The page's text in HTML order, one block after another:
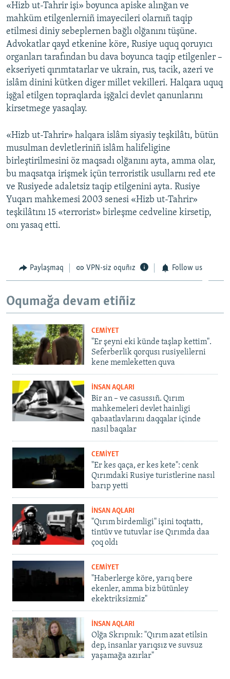
«Hizb ut-Tahrir işi» boyunca apiske alınğan ve
mahküm etilgenlerniñ imayecileri olarnıñ taqip
etilmesi diniy sebeplernen bağlı olğanını tüşüne.
Advokatlar qayd etkenine köre, Rusiye uquq qoruyıcı
organları tarafından bu dava boyunca taqip etilgenler –
ekseriyeti qırımtatarlar ve ukrain, rus, tacik, azeri ve
islâm dinini kütken diger millet vekilleri. Halqara uquq
işğal etilgen topraqlarda işğalci devlet qanunlarını
kirsetmege yasaqlay.
«Hizb ut-Tahrir» halqara islâm siyasiy teşkilâtı, bütün
musulman devletleriniñ islâm halifeligine
birleştirilmesini öz maqsadı olğanını ayta, amma olar,
bu maqsatqa irişmek içün terroristik usullarnı red ete
ve Rusiyede adaletsiz taqip etilgenini ayta. Rusiye
Yuqarı mahkemesi 2003 senesi «Hizb ut-Tahrir»
teşkilâtını 15 «terrorist» birleşme cedveline kirsetip,
onı yasaq etti.
Paylaşmaq VPN-siz oquñız Follow us
Oqumağa devam etiñiz
CEMİYET
"Er şeyni eki künde taşlap kettim".
Seferberlik qorqusı rusiyelilerni
kene memleketten quva
İNSAN AQLARI
Bir an – ve casussıñ. Qırım
mahkemeleri devlet hainligi
qabaatlavlarını daqqalar içinde
nasıl baqalar
CEMİYET
"Er kes qaça, er kes kete": cenk
Qırımdaki Rusiye turistlerine nasıl
barıp yetti
İNSAN AQLARI
"Qırım birdemligi" işini toqtattı,
tintüv ve tutuvlar ise Qırımda daa
çoq oldı
CEMİYET
"Haberlerge köre, yarıq bere
ekenler, amma biz bütünley
ekektriksizmiz"
İNSAN AQLARI
Olğa Skrıpnık: "Qırım azat etilsin
dep, insanlar yarıqsız ve suvsuz
yaşamağa azırlar"